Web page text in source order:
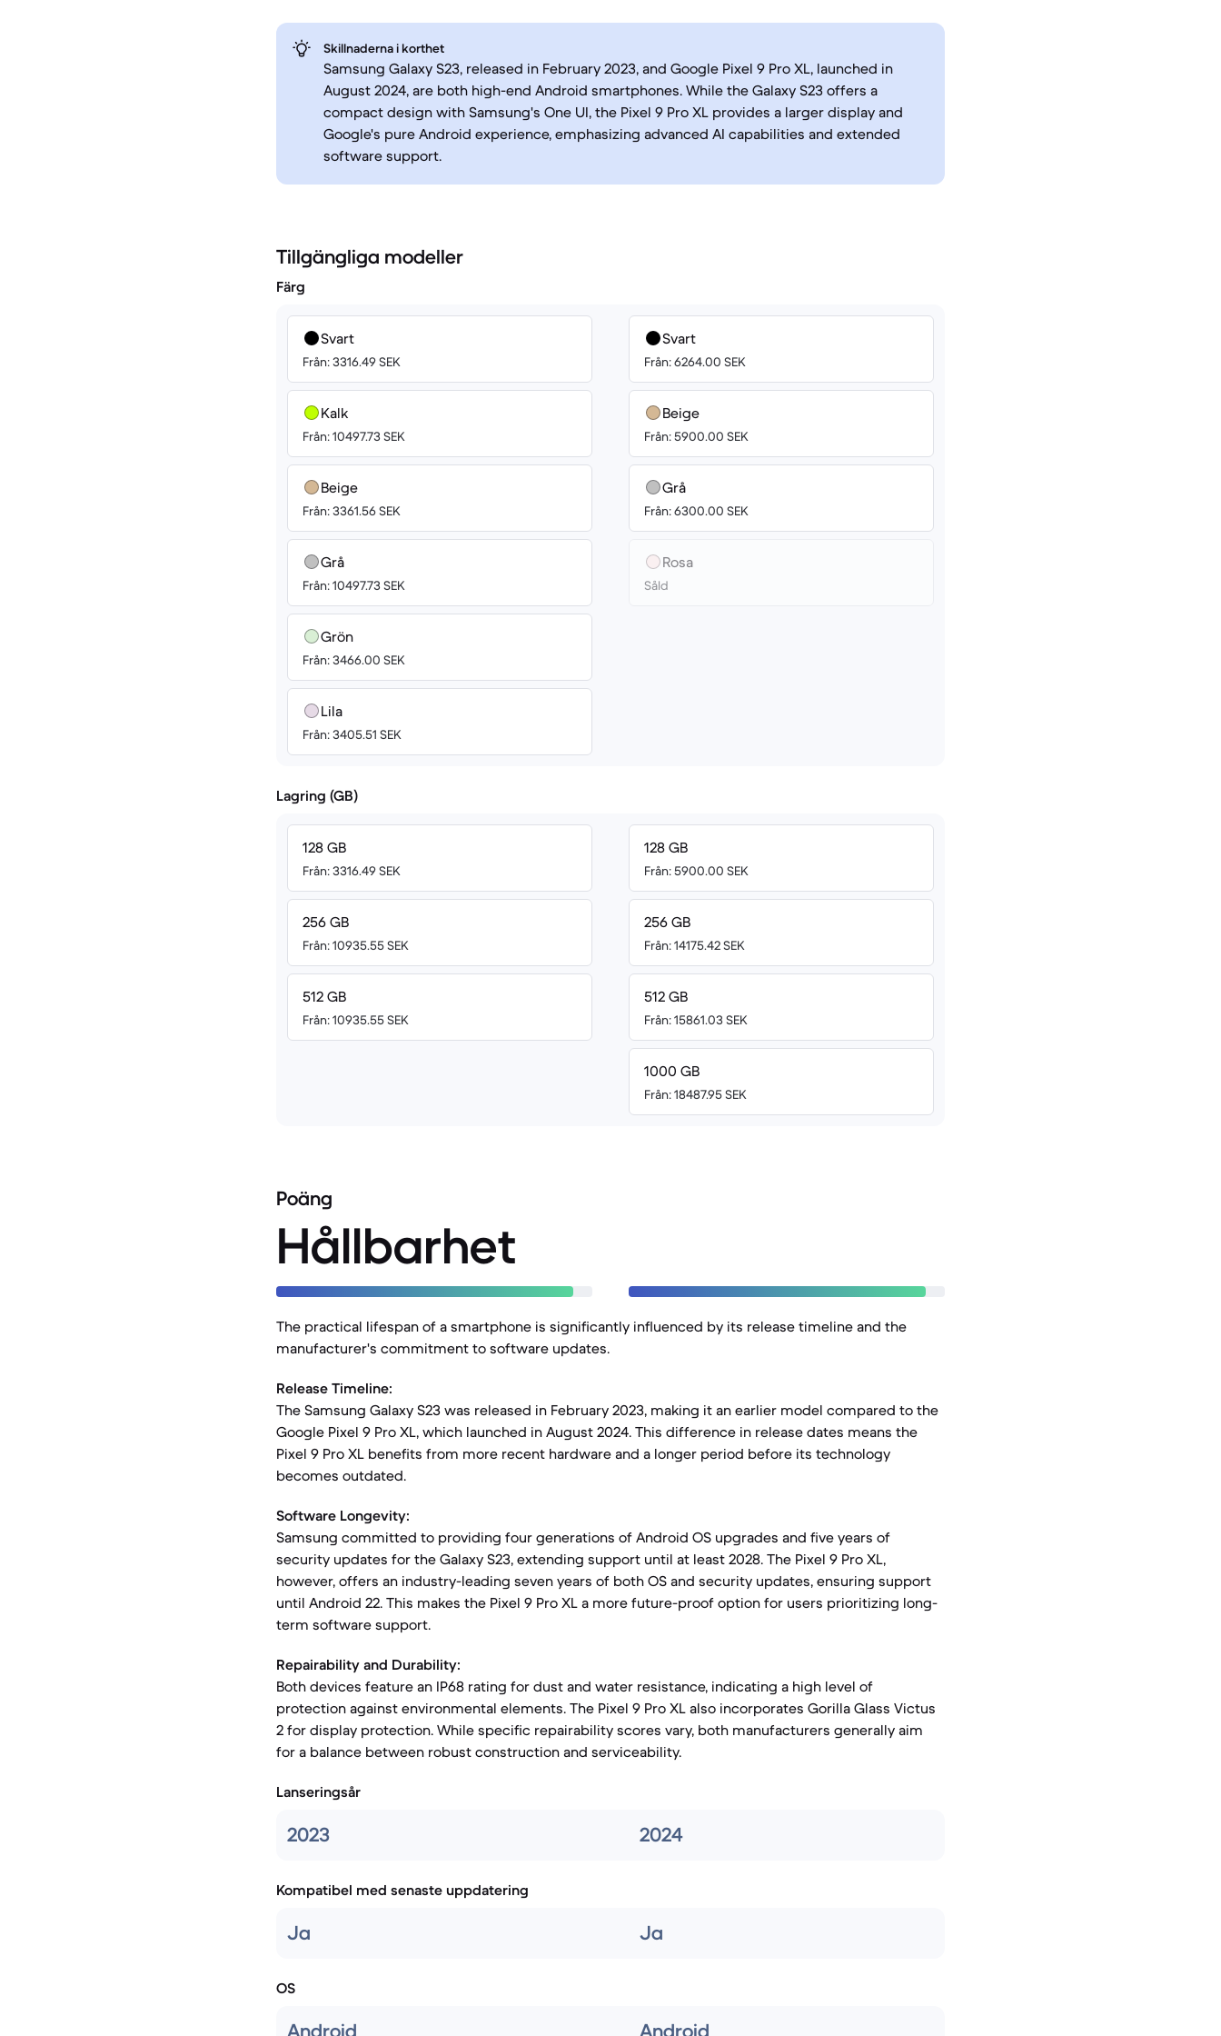
Skillnaderna i korthet
Samsung Galaxy S23, released in February 2023, and Google Pixel 9 Pro XL, launched in
August 2024, are both high-end Android smartphones. While the Galaxy S23 offers a
compact design with Samsung's One UI, the Pixel 9 Pro XL provides a larger display and
Google's pure Android experience, emphasizing advanced AI capabilities and extended
software support.
Tillgängliga modeller
Färg
Svart
Från: 3316.49 SEK
Kalk
Från: 10497.73 SEK
Beige
Från: 3361.56 SEK
Grå
Från: 10497.73 SEK
Grön
Från: 3466.00 SEK
Lila
Från: 3405.51 SEK
Svart
Från: 6264.00 SEK
Beige
Från: 5900.00 SEK
Grå
Från: 6300.00 SEK
Rosa
Såld
Lagring (GB)
128 GB
Från: 3316.49 SEK
256 GB
Från: 10935.55 SEK
512 GB
Från: 10935.55 SEK
128 GB
Från: 5900.00 SEK
256 GB
Från: 14175.42 SEK
512 GB
Från: 15861.03 SEK
1000 GB
Från: 18487.95 SEK
Poäng
Hållbarhet
The practical lifespan of a smartphone is significantly influenced by its release timeline and the
manufacturer's commitment to software updates.
Release Timeline:
The Samsung Galaxy S23 was released in February 2023, making it an earlier model compared to the
Google Pixel 9 Pro XL, which launched in August 2024. This difference in release dates means the
Pixel 9 Pro XL benefits from more recent hardware and a longer period before its technology
becomes outdated.
Software Longevity:
Samsung committed to providing four generations of Android OS upgrades and five years of
security updates for the Galaxy S23, extending support until at least 2028. The Pixel 9 Pro XL,
however, offers an industry-leading seven years of both OS and security updates, ensuring support
until Android 22. This makes the Pixel 9 Pro XL a more future-proof option for users prioritizing long-
term software support.
Repairability and Durability:
Both devices feature an IP68 rating for dust and water resistance, indicating a high level of
protection against environmental elements. The Pixel 9 Pro XL also incorporates Gorilla Glass Victus
2 for display protection. While specific repairability scores vary, both manufacturers generally aim
for a balance between robust construction and serviceability.
Lanseringsår
2023 2024
Kompatibel med senaste uppdatering
Ja Ja
OS
Android Android